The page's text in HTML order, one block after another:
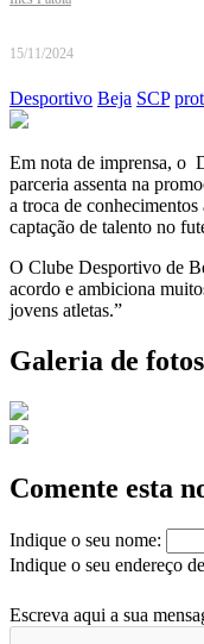
15/11/2024
Desportivo Beja SCP
Em nota de imprensa, o
parceria assenta na
a troca de
captação de talento no
O Clube Desportivo de
acordo e ambiciona
jovens atletas.”
Galeria de fotos
Comente esta
Indique o seu nome:
Indique o seu endereço
Escreva aqui a sua